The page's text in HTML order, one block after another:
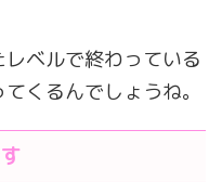
ベルで終わっている
くるんでしょうね。